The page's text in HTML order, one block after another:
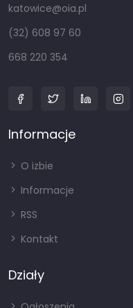
katowice@oia.pl
(32) 608 97 60
668 220 354
Informacje
O izbie
Informacje
RSS
Kontakt
Działy